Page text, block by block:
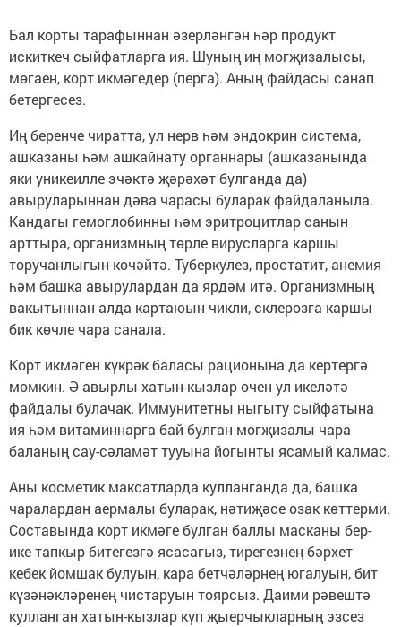
Бал корты тарафыннан әзерләнгән һәр продукт
искиткеч сыйфатларга ия. Шуның иң могҗизалысы,
мөгаен, корт икмәгедер (перга). Аның файдасы санап
бетергесез.
Иң беренче чиратта, ул нерв һәм эндокрин система,
ашказаны һәм ашкайнату органнары (ашказанында
яки уникеилле эчәктә җәрәхәт булганда да)
авыруларыннан дәва чарасы буларак файдаланыла.
Кандагы гемоглобинны һәм эритроцитлар санын
арттыра, организмның төрле вирусларга каршы
торучанлыгын көчәйтә. Туберкулез, простатит, анемия
һәм башка авырулардан да ярдәм итә. Организмның
вакытыннан алда картаюын чикли, склерозга каршы
бик көчле чара санала.
Корт икмәген күкрәк баласы рационына да кертергә
мөмкин. Ә авырлы хатын-кызлар өчен ул икеләтә
файдалы булачак. Иммунитетны ныгыту сыйфатына
ия һәм витаминнарга бай булган могҗизалы чара
баланың сау-сәламәт тууына йогынты ясамый калмас.
Аны косметик максатларда кулланганда да, башка
чаралардан аермалы буларак, нәтиҗәсе озак көттерми.
Составында корт икмәге булган баллы масканы бер-
ике тапкыр битегезгә ясасагыз, тирегезнең бәрхет
кебек йомшак булуын, кара бетчәләрнең югалуын, бит
күзәнәкләренең чистаруын тоярсыз. Даими рәвештә
кулланган хатын-кызлар күп җыерчыкларның эзсез